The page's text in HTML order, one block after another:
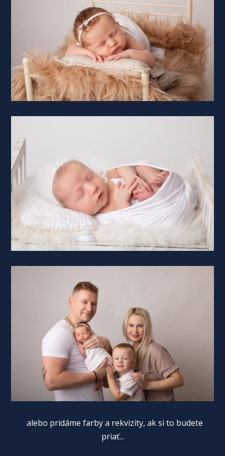
alebo pridáme farby a rekvizity, ak si to budete
priať...